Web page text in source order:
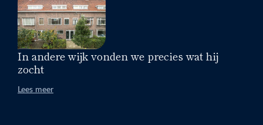
In andere wijk vonden we precies wat hij
zocht
Lees meer